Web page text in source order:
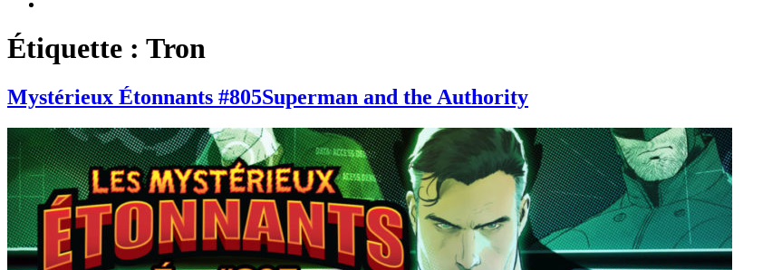
Étiquette : Tron
Mystérieux Étonnants #805Superman and the Authority